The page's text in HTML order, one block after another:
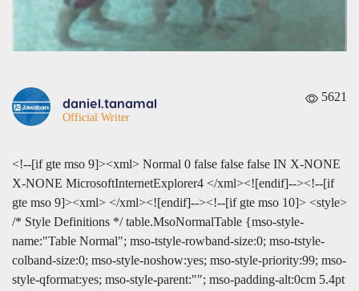
daniel.tanamal
Official Writer
5621
<!--[if gte mso 9]><xml> Normal 0 false false false IN X-NONE
X-NONE MicrosoftInternetExplorer4 </xml><![endif]--><!--[if
gte mso 9]><xml> </xml><![endif]--><!--[if gte mso 10]> <style>
/* Style Definitions */ table.MsoNormalTable {mso-style-
name:"Table Normal"; mso-tstyle-rowband-size:0; mso-tstyle-
colband-size:0; mso-style-noshow:yes; mso-style-priority:99; mso-
style-qformat:yes; mso-style-parent:""; mso-padding-alt:0cm 5.4pt